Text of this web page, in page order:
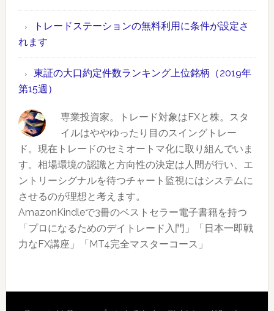
時
間
取
引
も
あ
り
位
銘
（2019
年
週）
件
数
キ
グ
位
銘
（2019
年
第
トレードステーションの無料利用に条件が設定さ
れます
東証の大口約定件数ランキング上位銘柄（2019年
第15週）
専業投資家。トレード対象はFXと株。スタ
イルはややゆったり目のスイングトレー
ド。現在トレードのセミオートマ化に取り組んでいま
す。相場環境の認識と方向性の決定は人間が行い、エ
ントリーシグナルを待つチャート監視にはシステムに
させるのが理想と考えます。
AmazonKindleで3冊のベストセラー電子書籍を持つ
「プロになるためのデイトレード入門」「日本一即戦
力なFX講座」「MT4完全マスターコース」